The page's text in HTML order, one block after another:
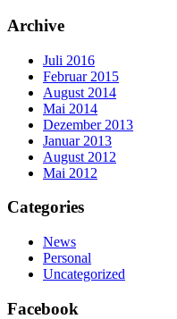
Archive
Juli 2016
Februar 2015
August 2014
Mai 2014
Dezember 2013
Januar 2013
August 2012
Mai 2012
Categories
News
Personal
Uncategorized
Facebook